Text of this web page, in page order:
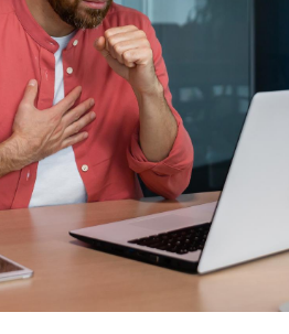
Cerveau : le mystère de la
"madeleine de Proust"
enfin expliqué
Intolérance au gluten : les
nouvelles
recommandations de la
HAS